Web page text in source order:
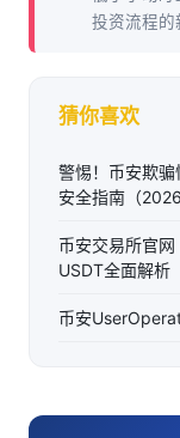
投资流程的
猜你喜欢
警惕！币安欺
安全指南（2026
币安交易所官
USDT全面解析
币安